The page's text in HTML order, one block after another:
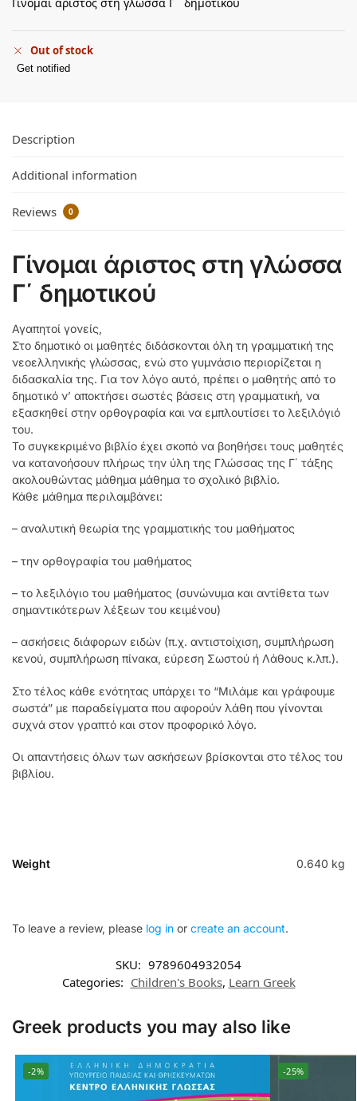
Out of stock
Get notified
Description
Additional information
Reviews 0
Γίνομαι άριστος στη γλώσσα
Γ΄ δημοτικού
Αγαπητοί γονείς,
Στο δημοτικό οι μαθητές διδάσκονται όλη τη γραμματική της
νεοελληνικής γλώσσας, ενώ στο γυμνάσιο περιορίζεται η
διδασκαλία της. Για τον λόγο αυτό, πρέπει ο μαθητής από το
δημοτικό ν’ αποκτήσει σωστές βάσεις στη γραμματική, να
εξασκηθεί στην ορθογραφία και να εμπλουτίσει το λεξιλόγιό
του.
Το συγκεκριμένο βιβλίο έχει σκοπό να βοηθήσει τους μαθητές
να κατανοήσουν πλήρως την ύλη της Γλώσσας της Γ΄ τάξης
ακολουθώντας μάθημα μάθημα το σχολικό βιβλίο.
Κάθε μάθημα περιλαμβάνει:
– αναλυτική θεωρία της γραμματικής του μαθήματος
– την ορθογραφία του μαθήματος
– το λεξιλόγιο του μαθήματος (συνώνυμα και αντίθετα των
σημαντικότερων λέξεων του κειμένου)
– ασκήσεις διάφορων ειδών (π.χ. αντιστοίχιση, συμπλήρωση
κενού, συμπλήρωση πίνακα, εύρεση Σωστού ή Λάθους κ.λπ.).
Στο τέλος κάθε ενότητας υπάρχει το “Μιλάμε και γράφουμε
σωστά” με παραδείγματα που αφορούν λάθη που γίνονται
συχνά στον γραπτό και στον προφορικό λόγο.
Οι απαντήσεις όλων των ασκήσεων βρίσκονται στο τέλος του
βιβλίου.
Weight 0.640 kg
To leave a review, please log in or create an account.
SKU: 9789604932054
Categories: Children's Books, Learn Greek
Greek products you may also like
-2% -25%